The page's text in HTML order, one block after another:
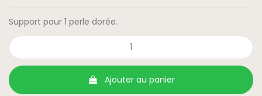
Support pour 1 perle dorée.
Ajouter au panier